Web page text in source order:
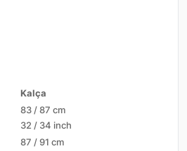
Kalça
83 / 87 cm
32 / 34 inch
87 / 91 cm